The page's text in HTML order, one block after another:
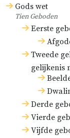
Gods wet
Tien Geboden
Eerste
Tweede
gelijkenis
Derde
Vierde
Vijfde